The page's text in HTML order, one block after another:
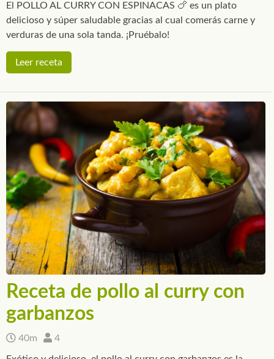
El POLLO AL CURRY CON ESPINACAS 🍗 es un plato
delicioso y súper saludable gracias al cual comerás carne y
verduras de una sola tanda. ¡Pruébalo!
Leer receta
Receta de pollo al curry con
garbanzos
40m 4